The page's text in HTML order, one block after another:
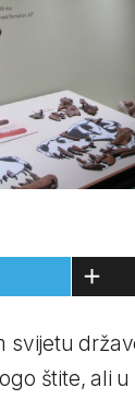
svijetu
štite, ali